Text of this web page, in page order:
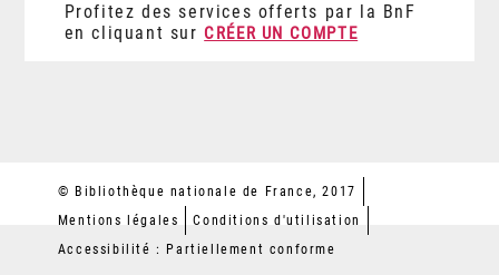
Profitez des services offerts par la BnF
en cliquant sur CRÉER UN COMPTE
© Bibliothèque nationale de France, 2017
Mentions légales
Conditions d'utilisation
Accessibilité : Partiellement conforme